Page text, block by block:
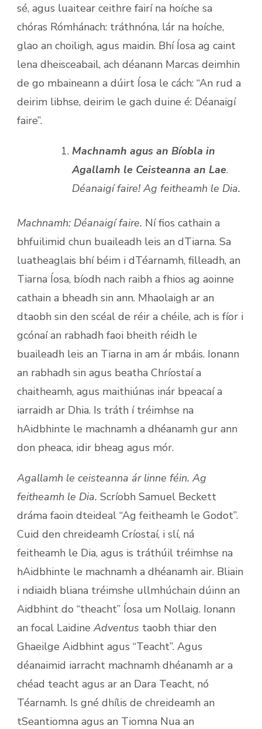
sé, agus luaitear ceithre fairí na hoíche sa
chóras Rómhánach: tráthnóna, lár na hoíche,
glao an choiligh, agus maidin. Bhí Íosa ag caint
lena dheisceabail, ach déanann Marcas deimhin
de go mbaineann a dúirt Íosa le cách: “An rud a
deirim libhse, deirim le gach duine é: Déanaigí
faire”.
Machnamh agus an Bíobla in
Agallamh le Ceisteanna an Lae.
Déanaigí faire! Ag feitheamh le Dia.
Machnamh: Déanaigí faire. Ní fios cathain a
bhfuilimid chun buaileadh leis an dTiarna. Sa
luatheaglais bhí béim i dTéarnamh, filleadh, an
Tiarna Íosa, bíodh nach raibh a fhios ag aoinne
cathain a bheadh sin ann. Mhaolaigh ar an
dtaobh sin den scéal de réir a chéile, ach is fíor i
gcónaí an rabhadh faoi bheith réidh le
buaileadh leis an Tiarna in am ár mbáis. Ionann
an rabhadh sin agus beatha Chríostaí a
chaitheamh, agus maithiúnas inár bpeacaí a
iarraidh ar Dhia. Is tráth í tréimhse na
hAidbhinte le machnamh a dhéanamh gur ann
don pheaca, idir bheag agus mór.
Agallamh le ceisteanna ár linne féin. Ag
feitheamh le Dia. Scríobh Samuel Beckett
dráma faoin dteideal “Ag feitheamh le Godot”.
Cuid den chreideamh Críostaí, i slí, ná
feitheamh le Dia, agus is tráthúil tréimhse na
hAidbhinte le machnamh a dhéanamh air. Bliain
i ndiaidh bliana tréimshe ullmhúchain dúinn an
Aidbhint do “theacht” Íosa um Nollaig. Ionann
an focal Laidine Adventus taobh thiar den
Ghaeilge Aidbhint agus “Teacht”. Agus
déanaimid iarracht machnamh dhéanamh ar a
chéad teacht agus ar an Dara Teacht, nó
Téarnamh. Is gné dhílis de chreideamh an
tSeantiomna agus an Tiomna Nua an